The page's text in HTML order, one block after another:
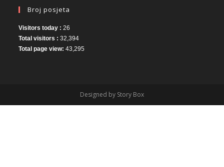
Broj posjeta
Visitors today :26
Total visitors :32,394
Total page view:43,295
Designed by Story Box